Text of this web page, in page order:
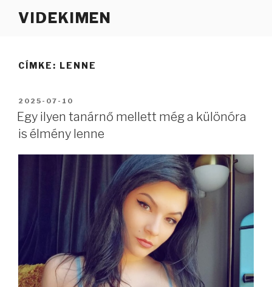
VIDEKIMEN
CÍMKE: LENNE
BEKÜLDVE:
2025-07-10
Egy ilyen tanárnő mellett még a különóra
is élmény lenne